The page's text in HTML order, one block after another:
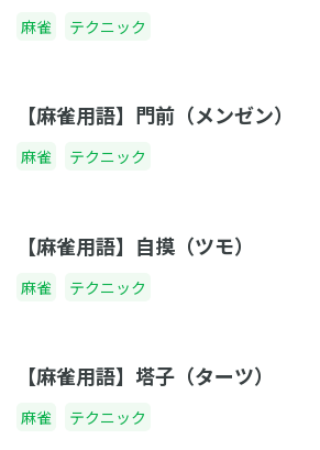
麻雀 テクニック
【麻雀用語】門前（メンゼン）
麻雀 テクニック
【麻雀用語】自摸（ツモ）
麻雀 テクニック
【麻雀用語】塔子（ターツ）
麻雀 テクニック